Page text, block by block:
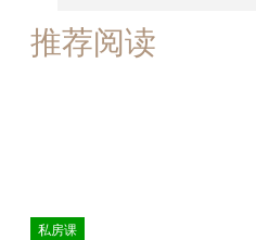
推荐阅读
私房课